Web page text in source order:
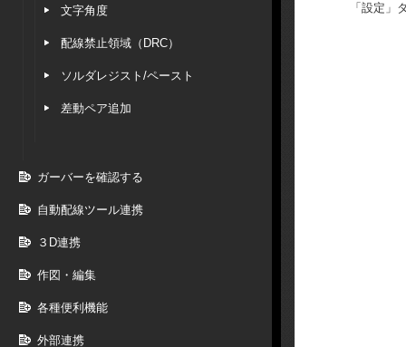
文字角度
配線禁止領域（DRC）
ソルダレジスト/ペースト
差動ペア追加
ガーバーを確認する
自動配線ツール連携
３D連携
作図・編集
各種便利機能
外部連携
「設定」